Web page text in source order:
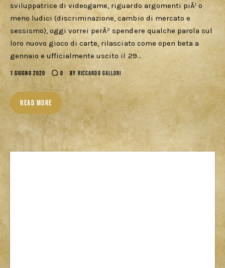
sviluppatrice di videogame, riguardo argomenti piÃ¹ o
meno ludici (discriminazione, cambio di mercato e
sessismo), oggi vorrei perÃ² spendere qualche parola sul
loro nuovo gioco di carte, rilasciato come open beta a
gennaio e ufficialmente uscito il 29…
1 GIUGNO 2020 0 BY RICCARDO GALLORI
READ MORE